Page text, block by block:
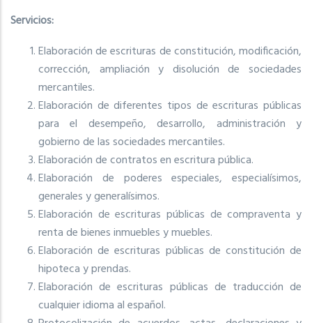
Servicios:
Elaboración de escrituras de constitución, modificación,
corrección, ampliación y disolución de sociedades
mercantiles.
Elaboración de diferentes tipos de escrituras públicas
para el desempeño, desarrollo, administración y
gobierno de las sociedades mercantiles.
Elaboración de contratos en escritura pública.
Elaboración de poderes especiales, especialísimos,
generales y generalísimos.
Elaboración de escrituras públicas de compraventa y
renta de bienes inmuebles y muebles.
Elaboración de escrituras públicas de constitución de
hipoteca y prendas.
Elaboración de escrituras públicas de traducción de
cualquier idioma al español.